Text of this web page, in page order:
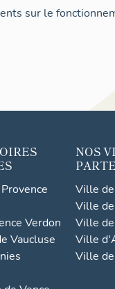
sur le
Verdon
Vaucluse
NOS
Ville
Ville
Ville
Ville
Ville